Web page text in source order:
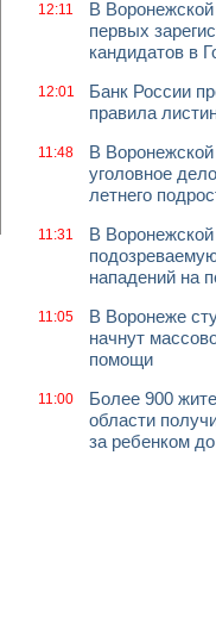
12:11
В
первых
кандидатов в
12:01
Банк России
правила
11:48
В
уголовное
летнего
11:31
В
нападений на
11:05
В Воронеже
начнут
помощи
11:00
Более 900
области
за ребенком